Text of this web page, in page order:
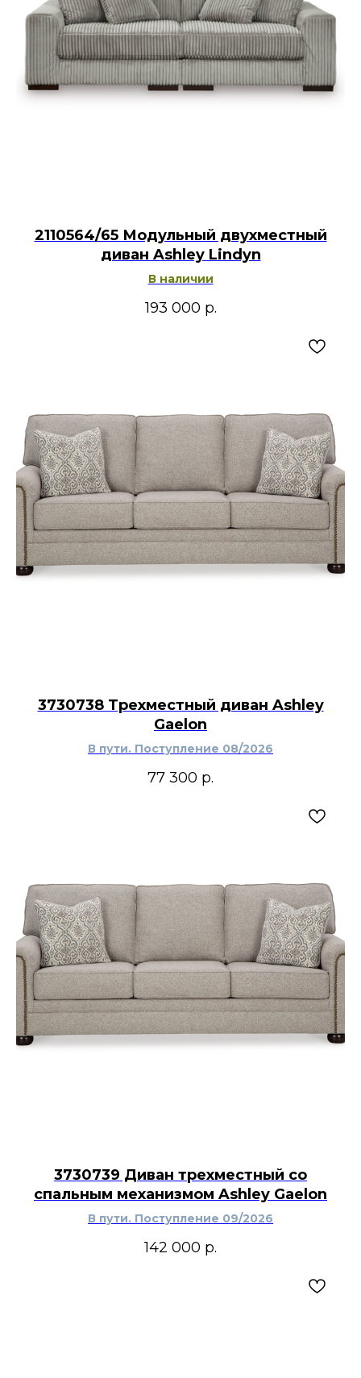
2110564/65 Модульный двухместный
диван Ashley Lindyn
В наличии
193 000 р.
3730738 Трехместный диван Ashley
Gaelon
В пути. Поступление 08/2026
77 300 р.
3730739 Диван трехместный со
спальным механизмом Ashley Gaelon
В пути. Поступление 09/2026
142 000 р.